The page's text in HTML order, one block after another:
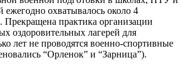
ежегодно охватывалось около 4
практика организации
оздоровительных лагерей для
лет не проводятся военно-спортивные
“Орленок” и “Зарница”).